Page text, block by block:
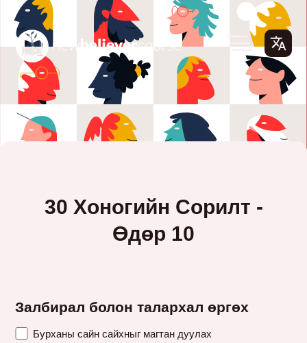
30 Хоногийн Сорилт -
Өдөр 10
Залбирал болон талархал өргөх
Бурханы сайн сайхныг магтан дуулах